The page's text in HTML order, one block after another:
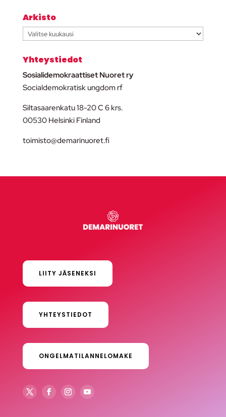
Arkisto
Arkisto
Yhteystiedot
Sosialidemokraattiset Nuoret ry
Socialdemokratisk ungdom rf
Siltasaarenkatu 18-20 C 6 krs.
00530 Helsinki Finland
toimisto@demarinuoret.fi
LIITY JÄSENEKSI
YHTEYSTIEDOT
ONGELMATILANNELOMAKE